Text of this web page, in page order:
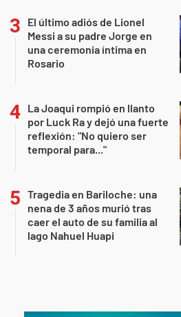
El último adiós de Lionel
Messi a su padre Jorge en
una ceremonia íntima en
Rosario
La Joaqui rompió en llanto
por Luck Ra y dejó una fuerte
reflexión: "No quiero ser
temporal para..."
Tragedia en Bariloche: una
nena de 3 años murió tras
caer el auto de su familia al
lago Nahuel Huapi